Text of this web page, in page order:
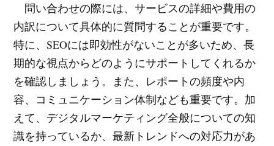
問い合わせの際には、サービスの詳細や費用の
内訳について具体的に質問することが重要です。
特に、SEOには即効性がないことが多いため、長
期的な視点からどのようにサポートしてくれるか
を確認しましょう。また、レポートの頻度や内
容、コミュニケーション体制なども重要です。加
えて、デジタルマーケティング全般についての知
識を持っているか、最新トレンドへの対応力があ